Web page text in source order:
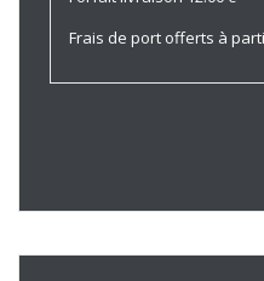
Frais de port offerts à